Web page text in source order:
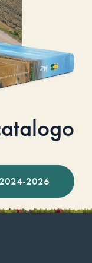
2026